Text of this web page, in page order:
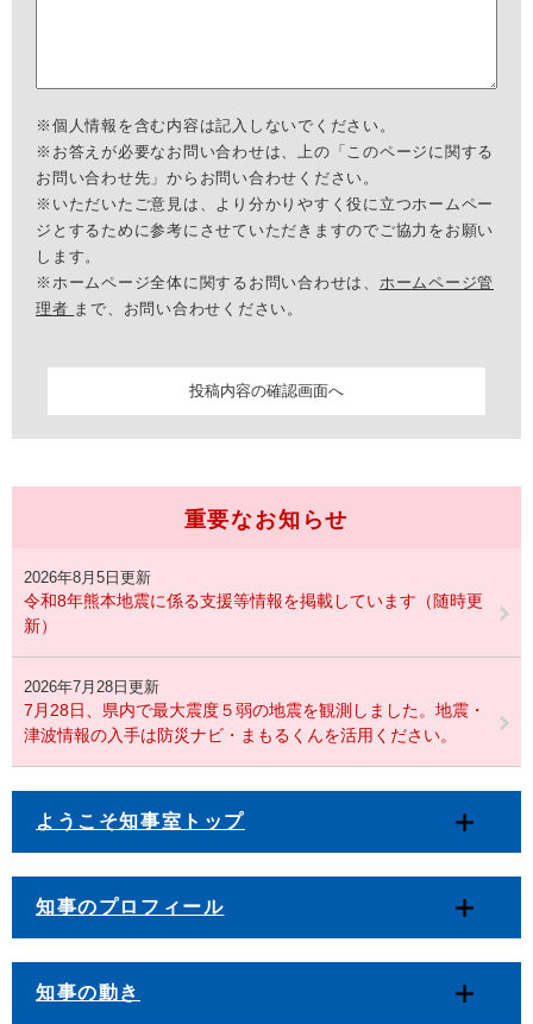
※個人情報を含む内容は記入しないでください。
※お答えが必要なお問い合わせは、上の「このページに関する
お問い合わせ先」からお問い合わせください。
※いただいたご意見は、より分かりやすく役に立つホームペー
ジとするために参考にさせていただきますのでご協力をお願い
します。
※ホームページ全体に関するお問い合わせは、 ホームページ管
理者 まで、お問い合わせください。
重要なお知らせ
2026年8月5日更新
令和8年熊本地震に係る支援等情報を掲載しています（随時更
新）
2026年7月28日更新
7月28日、県内で最大震度５弱の地震を観測しました。地震・
津波情報の入手は防災ナビ・まもるくんを活用ください。
ようこそ知事室トップ
知事のプロフィール
知事の動き